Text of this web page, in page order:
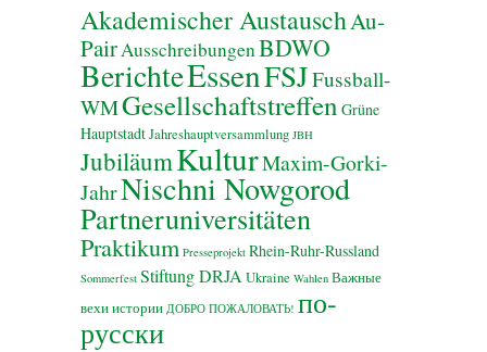
Akademischer AustauschAu-
PairAusschreibungenBDWO
BerichteEssenFSJFussball-
WMGesellschaftstreffen Grüne
HauptstadtJahreshauptversammlung JBH
JubiläumKulturMaxim-Gorki-
JahrNischni Nowgorod
Partneruniversitäten
Praktikum Presseprojekt Rhein-Ruhr-Russland
Sommerfest Stiftung DRJA Ukraine Wahlen Важные
вехи истории ДОБРО ПОЖАЛОВАТЬ! по-
русски